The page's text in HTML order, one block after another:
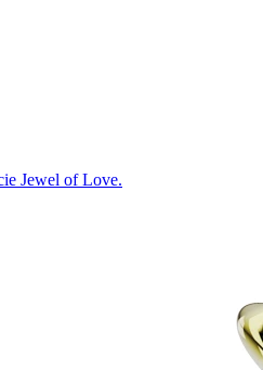
Jewel of Love.